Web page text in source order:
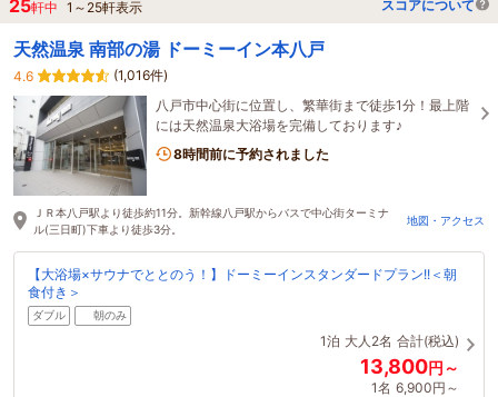
25軒中 1 ～ 25軒表示 スコアについて
天然温泉 南部の湯 ドーミーイン本八戸
4.6
(1,016件)
八戸市中心街に位置し、繁華街まで徒歩1分！最上階
には天然温泉大浴場を完備しております♪
8時間前に予約されました
ＪＲ本八戸駅より徒歩約11分。新幹線八戸駅からバスで中心街ターミナ
ル(三日町)下車より徒歩3分。
地図・アクセス
【大浴場×サウナでととのう！】ドーミーインスタンダードプラン!!＜朝
食付き＞
ダブル 朝のみ
1泊 大人2名 合計(税込)
13,800円～
1名 6,900円～